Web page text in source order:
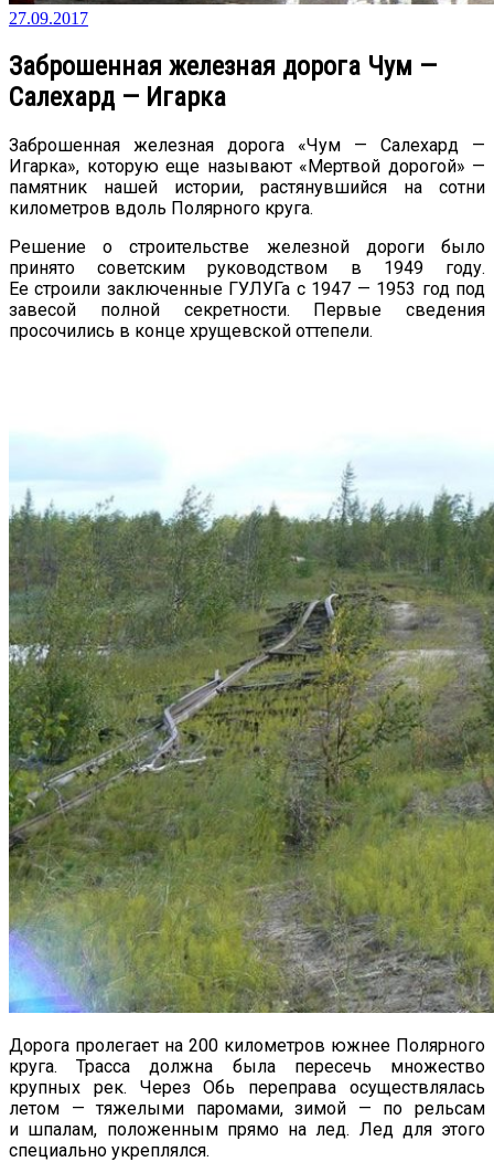
27.09.2017
Заброшенная железная дорога Чум —
Салехард — Игарка
Заброшенная железная дорога «Чум — Салехард —
Игарка», которую еще называют «Мертвой дорогой» —
памятник нашей истории, растянувшийся на сотни
километров вдоль Полярного круга.
Решение о строительстве железной дороги было
принято советским руководством в 1949 году.
Ее строили заключенные ГУЛУГа с 1947 — 1953 год под
завесой полной секретности. Первые сведения
просочились в конце хрущевской оттепели.
Дорога пролегает на 200 километров южнее Полярного
круга. Трасса должна была пересечь множество
крупных рек. Через Обь переправа осуществлялась
летом — тяжелыми паромами, зимой — по рельсам
и шпалам, положенным прямо на лед. Лед для этого
специально укреплялся.